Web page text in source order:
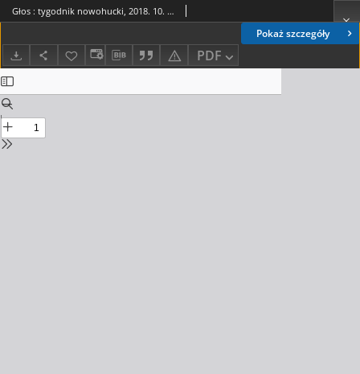
Pokaż szczegóły
PDF
Głos : tygodnik nowohucki, 2018. 10. 12, nr 41